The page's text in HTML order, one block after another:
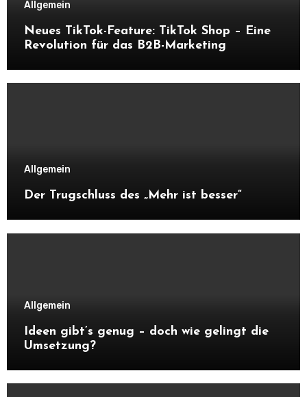
Allgemein
Neues TikTok-Feature: TikTok Shop – Eine
Revolution für das B2B-Marketing
Allgemein
Der Trugschluss des „Mehr ist besser“
Allgemein
Ideen gibt’s genug – doch wie gelingt die
Umsetzung?